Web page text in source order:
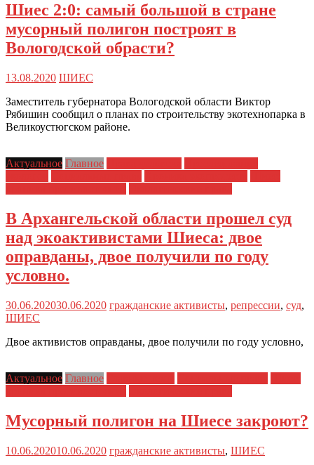
Шиес 2:0: самый большой в стране
мусорный полигон построят в
Вологодской обрасти?
13.08.2020 ШИЕС
Заместитель губернатора Вологодской области Виктор
Рябишин сообщил о планах по строительству экотехнопарка в
Великоустюгском районе.
Актуальное Главное
В Архангельской области прошел суд
над экоактивистами Шиеса: двое
оправданы, двое получили по году
условно.
30.06.202030.06.2020 гражданские активисты, репрессии, суд,
ШИЕС
Двое активистов оправданы, двое получили по году условно,
Актуальное Главное
Мусорный полигон на Шиесе закроют?
10.06.202010.06.2020 гражданские активисты, ШИЕС